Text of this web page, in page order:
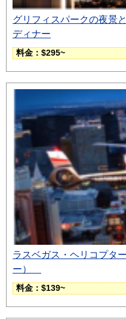
グリフィスパークの夜景
ディナー
料金：$295~
ラスベガス・ヘリコプタ
ー）
料金：$139~